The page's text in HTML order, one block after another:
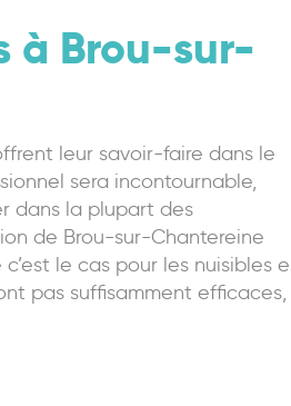
à Brou-sur-
leur savoir-faire dans le
sera incontournable,
dans la plupart des
de Brou-sur-Chantereine
le cas pour les nuisibles
pas suffisamment efficaces,